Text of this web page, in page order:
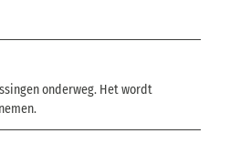
onderweg. Het wordt